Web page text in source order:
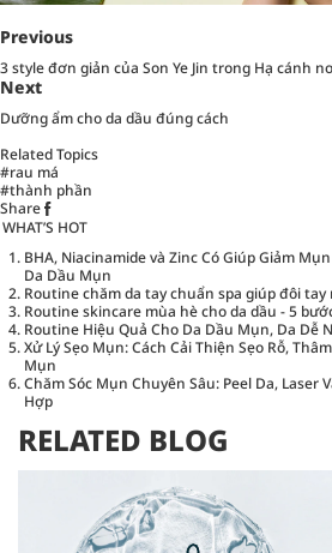
Previous
3 style đơn giản của Son Ye Jin trong Hạ cánh
Next
Dưỡng ẩm cho da dầu đúng cách
Related Topics
#rau má
#thành phần
Share
WHAT’S HOT
BHA, Niacinamide và Zinc Có Giúp Giảm
Da Dầu Mụn
Routine chăm da tay chuẩn spa giúp đôi tay
Routine skincare mùa hè cho da dầu - 5
Routine Hiệu Quả Cho Da Dầu Mụn, Da Dễ
Xử Lý Sẹo Mụn: Cách Cải Thiện Sẹo Rỗ,
Mụn
Chăm Sóc Mụn Chuyên Sâu: Peel Da, Laser
Hợp
RELATED BLOG